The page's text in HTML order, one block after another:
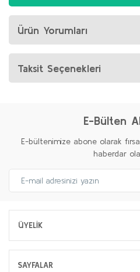
Ürün Yorumları
Taksit Seçenekleri
E-Bülten
E-bültenimize abone olarak
haberdar
ÜYELİK
SAYFALAR